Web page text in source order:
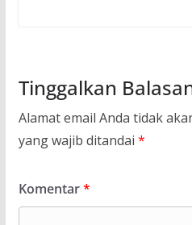
Tinggalkan
Alamat email Anda tidak
yang wajib ditandai *
Komentar*